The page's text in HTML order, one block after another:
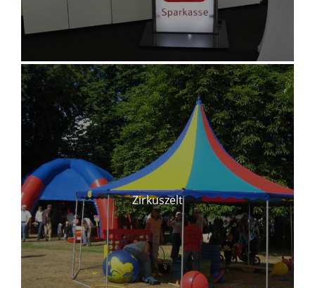
Zirkuszelt